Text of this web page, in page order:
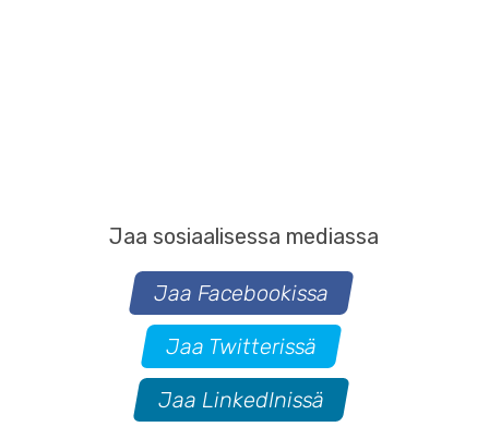
Jaa sosiaalisessa mediassa
Jaa Facebookissa
Jaa Twitterissä
Jaa LinkedInissä